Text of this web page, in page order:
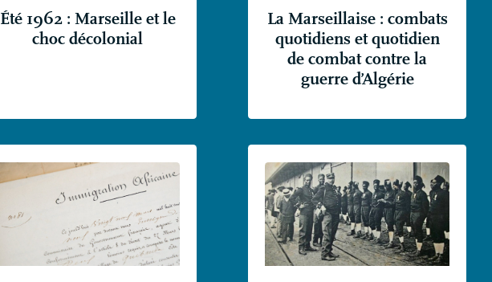
Été 1962 : Marseille et le
choc décolonial
La Marseillaise : combats
quotidiens et quotidien
de combat contre la
guerre d’Algérie